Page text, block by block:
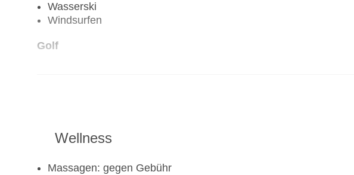
Wasserski
Windsurfen
Golf
Fitnessraum
Wellness
Massagen: gegen Gebühr